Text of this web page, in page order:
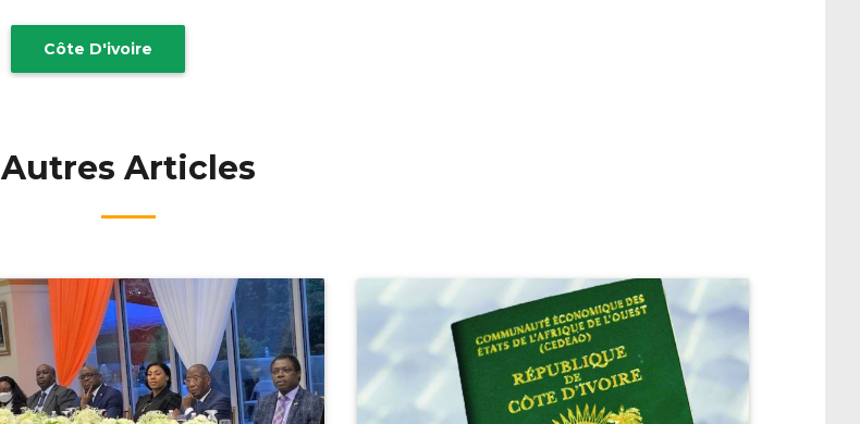
Côte D'ivoire
Autres Articles